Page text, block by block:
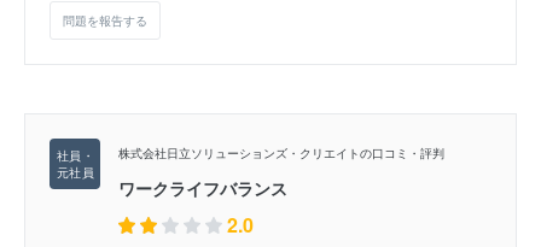
問題を報告する
株式会社日立ソリューションズ・クリエイトの口コミ・評判
ワークライフバランス
2.0